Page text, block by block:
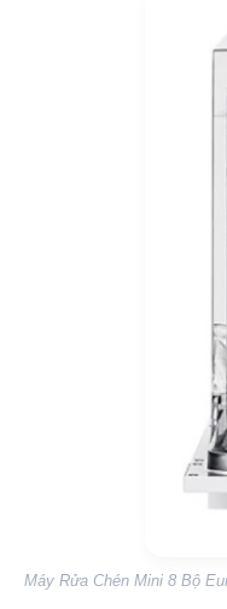
Máy Rửa Chén Mini 8 Bộ